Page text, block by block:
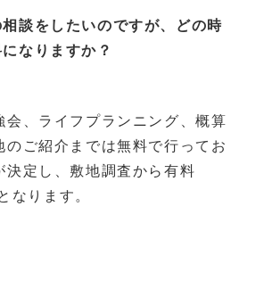
談をしたいのですが、どの時
なりますか？
会、ライフプランニング、概算
のご紹介までは無料で行ってお
決定し、敷地調査から有料
なります。